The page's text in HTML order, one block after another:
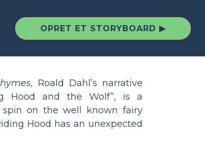
OPRET ET STORYBOARD ▶
, Roald Dahl’s narrative
Hood and the Wolf”, is a
spin on the well known fairy
Hood has an unexpected